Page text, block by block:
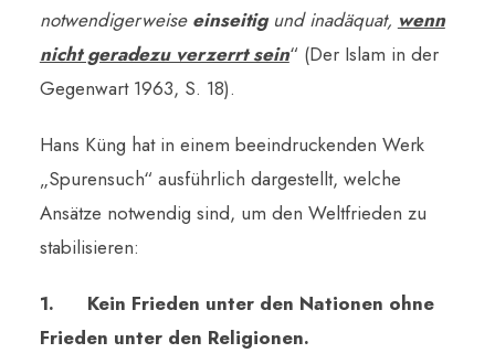
notwendigerweise einseitigund inadäquat, wenn
nicht geradezu verzerrt sein“ (Der Islam in der
Gegenwart 1963, S. 18).
Hans Küng hat in einem beeindruckenden Werk
„Spurensuch“ ausführlich dargestellt, welche
Ansätze notwendig sind, um den Weltfrieden zu
stabilisieren:
1. Kein Frieden unter den Nationen ohne
Frieden unter den Religionen.